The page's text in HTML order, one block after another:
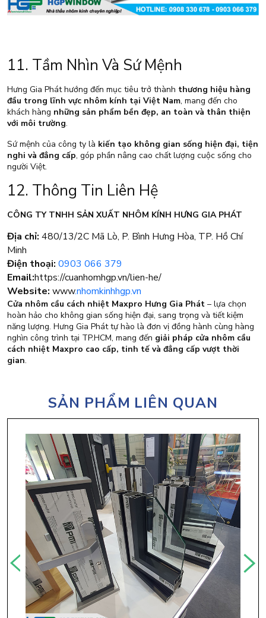
11. Tầm Nhìn Và Sứ Mệnh
Hưng Gia Phát hướng đến mục tiêu trở thành thương hiệu hàng
đầu trong lĩnh vực nhôm kính tại Việt Nam, mang đến cho
khách hàng những sản phẩm bền đẹp, an toàn và thân thiện
với môi trường.
Sứ mệnh của công ty là kiến tạo không gian sống hiện đại, tiện
nghi và đẳng cấp, góp phần nâng cao chất lượng cuộc sống cho
người Việt.
12. Thông Tin Liên Hệ
CÔNG TY TNHH SẢN XUẤT NHÔM KÍNH HƯNG GIA PHÁT
Địa chỉ: 480/13/2C Mã Lò, P. Bình Hưng Hòa, TP. Hồ Chí
Minh
Điện thoại: 0903 066 379
Email:https://cuanhomhgp.vn/lien-he/
Website: www.nhomkinhhgp.vn
Cửa nhôm cầu cách nhiệt Maxpro Hưng Gia Phát – lựa chọn
hoàn hảo cho không gian sống hiện đại, sang trọng và tiết kiệm
năng lượng. Hưng Gia Phát tự hào là đơn vị đồng hành cùng hàng
nghìn công trình tại TP.HCM, mang đến giải pháp cửa nhôm cầu
cách nhiệt Maxpro cao cấp, tinh tế và đẳng cấp vượt thời
gian.
SẢN PHẨM LIÊN QUAN